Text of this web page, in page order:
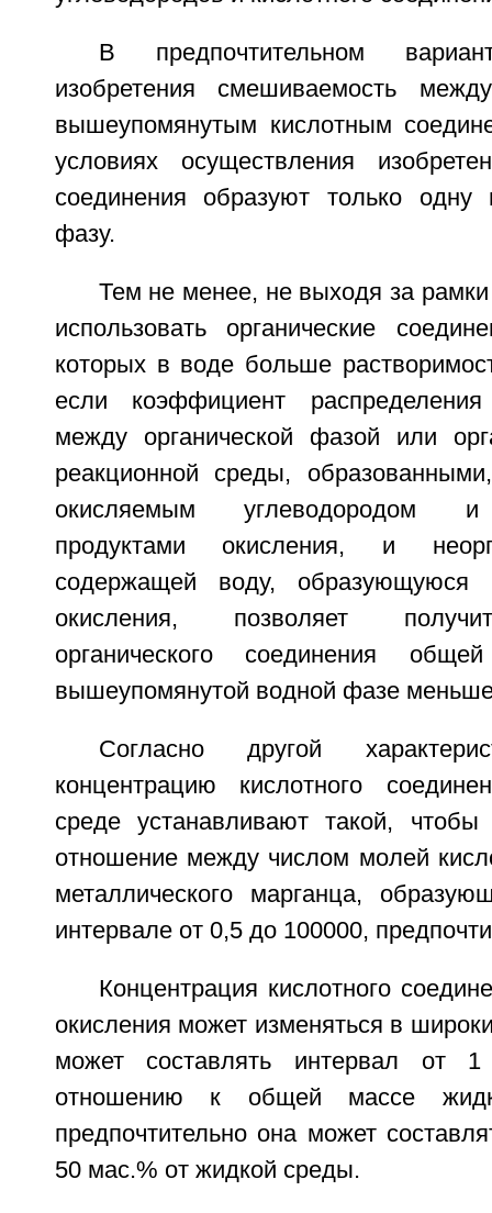
В предпочтительном
изобретения смешиваемость
вышеупомянутым кислотным
условиях осуществления
соединения образуют только одну
фазу.
Тем не менее, не выходя за
использовать органические
которых в воде больше
если коэффициент
между органической фазой или
реакционной среды,
окисляемым углеводородом и
продуктами окисления, и
содержащей воду,
окисления, позволяет
органического соединения
вышеупомянутой водной фазе
Согласно другой
концентрацию кислотного
среде устанавливают такой, чтобы
отношение между числом молей
металлического марганца,
интервале от 0,5 до 100000,
Концентрация кислотного
окисления может изменяться в
может составлять интервал
отношению к общей массе
предпочтительно она может
50 мас.% от жидкой среды.